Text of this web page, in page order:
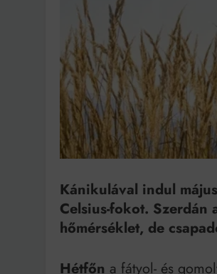
Kánikulával indul
Celsius-fokot. Szerdán
hőmérséklet, de
Hétfőn a fátyol- és